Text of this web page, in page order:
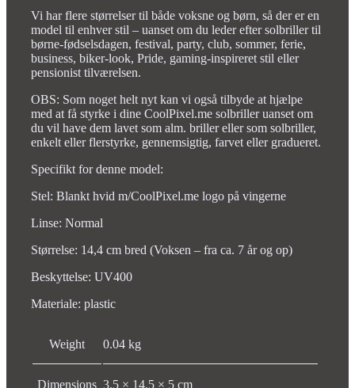
Vi har flere størrelser til både voksne og børn, så der er en
model til enhver stil – uanset om du leder efter solbriller til
børne-fødselsdagen, festival, party, club, sommer, ferie,
business, biker-look, Pride, gaming-inspireret stil eller
pensionist tilværelsen.
OBS: Som noget helt nyt kan vi også tilbyde at hjælpe
med at få styrke i dine CoolPixel.me solbriller uanset om
du vil have dem lavet som alm. briller eller som solbriller,
enkelt eller flerstyrke, gennemsigtig, farvet eller gradueret.
Specifikt for denne model:
Stel: Blankt hvid m/CoolPixel.me logo på vingerne
Linse: Normal
Størrelse: 14,4 cm bred (Voksen – fra ca. 7 år og op)
Beskyttelse: UV400
Materiale: plastic
Weight 0.04 kg
Dimensions 3.5 × 14.5 × 5 cm